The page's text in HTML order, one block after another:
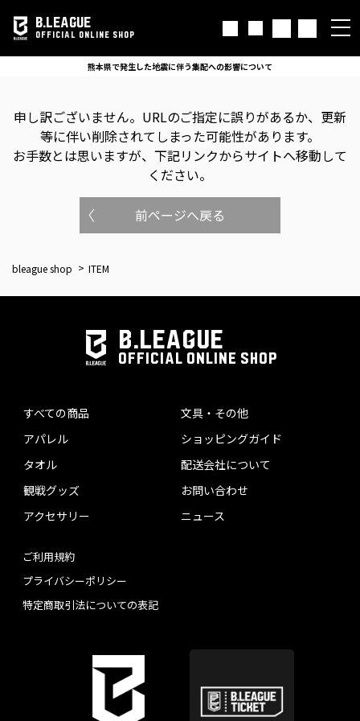
B.LEAGUE
OFFICIAL ONLINE SHOP
熊本県で発生した地震に伴う集配への影響について
申し訳ございません。 URLのご指定に誤りがあるか、更新
等に伴い削除されてしまった可能性があります。
お手数とは思いますが、下記リンクからサイトへ移動して
ください。
前ページへ戻る
bleague shop ITEM
B.LEAGUE
OFFICIAL ONLINE SHOP
すべての商品
アパレル
タオル
観戦グッズ
アクセサリー
文具・その他
ショッピングガイド
配送会社について
お問い合わせ
ニュース
ご利用規約
プライバシーポリシー
特定商取引法についての表記